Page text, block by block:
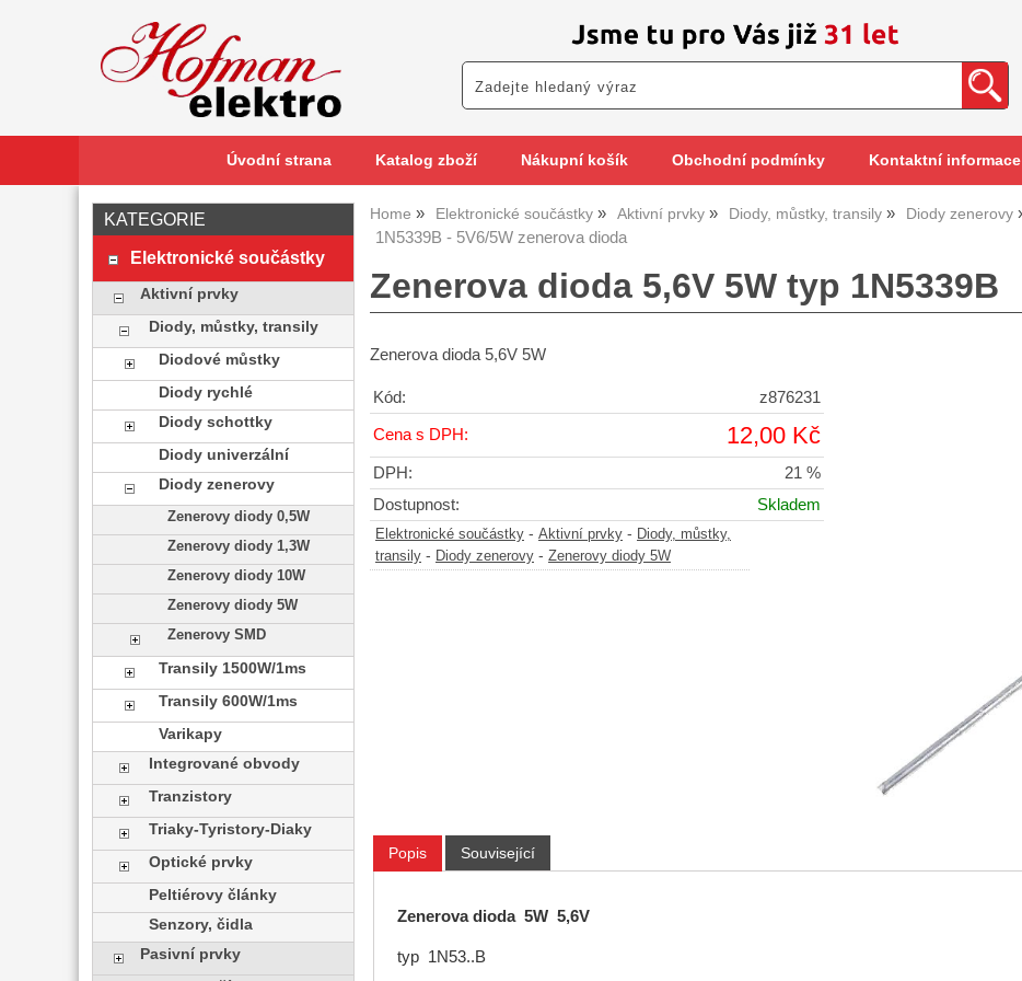
Úvodní strana Katalog zboží Nákupní košík Obchodní podmínky Kontaktní informace
Home Elektronické součástky Aktivní prvky Diody, můstky, transily Diody zenerovy
1N5339B - 5V6/5W zenerova dioda
Zenerova dioda 5,6V 5W typ 1N5339B
Zenerova dioda 5,6V 5W
Kód: z876231
Cena s DPH: 12,00 Kč
DPH:
21 %
Dostupnost:
Skladem
Elektronické součástky - Aktivní prvky - Diody, můstky,
transily - Diody zenerovy - Zenerovy diody 5W
Popis Související
Zenerova dioda 5W 5,6V
typ 1N53..B
KATEGORIE
Elektronické součástky
Aktivní prvky
Diody, můstky, transily
Diodové můstky
Diody rychlé
Diody schottky
Diody univerzální
Diody zenerovy
Zenerovy diody 0,5W
Zenerovy diody 1,3W
Zenerovy diody 10W
Zenerovy diody 5W
Zenerovy SMD
Transily 1500W/1ms
Transily 600W/1ms
Varikapy
Integrované obvody
Tranzistory
Triaky-Tyristory-Diaky
Optické prvky
Peltiérovy články
Senzory, čidla
Pasivní prvky